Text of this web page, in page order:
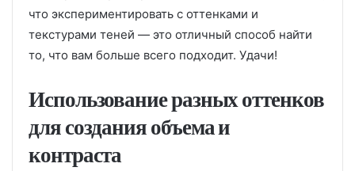
что экспериментировать с оттенками и
текстурами теней — это отличный способ найти
то, что вам больше всего подходит. Удачи!
Использование разных оттенков
для создания объема и
контраста